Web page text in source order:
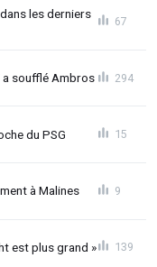
les derniers
67
soufflé Ambros 294
du PSG 15
à Malines 9
est plus grand » 139